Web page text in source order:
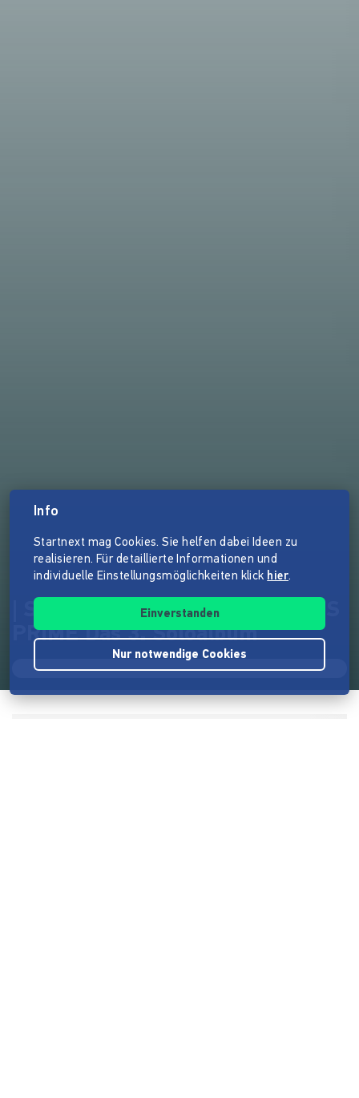
| Sören Vogelsang | OPTIMISMUS
PRIME Das 3. Soloalbum
Info
Startnext mag Cookies. Sie helfen dabei Ideen zu
realisieren. Für detaillierte Informationen und
individuelle Einstellungsmöglichkeiten klick hier.
Einverstanden
Nur notwendige Cookies